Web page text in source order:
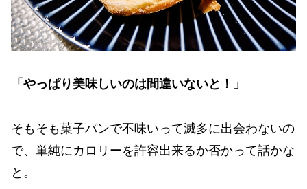
「やっぱり美味しいのは間違いないと！」
そもそも菓子パンで不味いって滅多に出会わないの
で、単純にカロリーを許容出来るか否かって話かな
と。